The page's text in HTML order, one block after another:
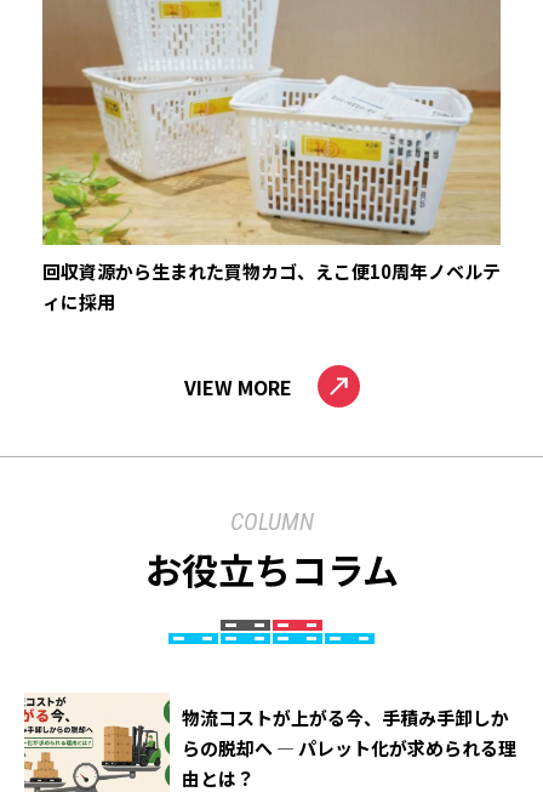
回収資源から生まれた買物カゴ、えこ便10周年ノベルテ
ィに採用
VIEW MORE
COLUMN
お役立ちコラム
物流コストが上がる今、手積み手卸しか
らの脱却へ ― パレット化が求められる理
由とは？